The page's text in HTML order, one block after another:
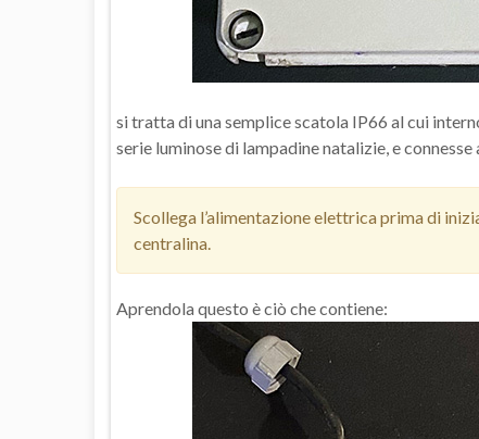
si tratta di una semplice scatola IP66 al cui
serie luminose di lampadine natalizie, e connesse
Scollega l’alimentazione elettrica prima di
centralina.
Aprendola questo è ciò che contiene: